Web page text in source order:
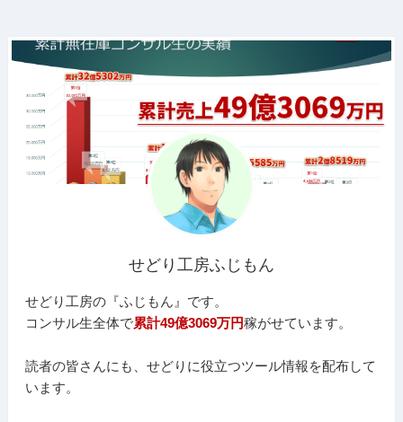
せどり工房ふじもん
せどり工房の『ふじもん』です。
コンサル生全体で累計49億3069万円稼がせています。
読者の皆さんにも、せどりに役立つツール情報を配布して
います。